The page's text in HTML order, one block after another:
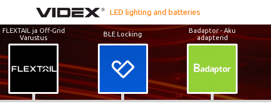
LED lighting and batteries
FLEXTAIL ja Off-Grid
Varustus
BLE Locking
Badaptor - Aku
adapterid